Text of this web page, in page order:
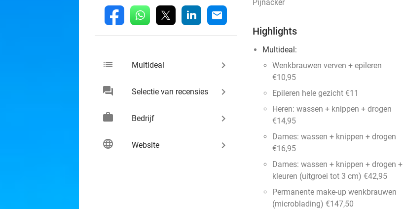
fb whatsapp linkedin mail
list Multideal keyboard_arrow_right
chat Selectie van recensies keyboard_arrow_right
work Bedrijf keyboard_arrow_right
language Website keyboard_arrow_right
Pijnacker
Highlights
Multideal:
Wenkbrauwen verven + epileren
€10,95
Epileren hele gezicht €11
Heren: wassen + knippen + drogen
€14,95
Dames: wassen + knippen + drogen
€16,95
Dames: wassen + knippen + drogen +
kleuren (uitgroei tot 3 cm) €42,95
Permanente make-up wenkbrauwen
(microblading) €147,50